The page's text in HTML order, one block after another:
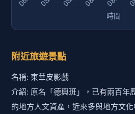
附近旅遊景點
名稱: 東華皮影戲
介紹: 原名「德興班」，已有兩百年
的地方人文資產，近來多與地方文